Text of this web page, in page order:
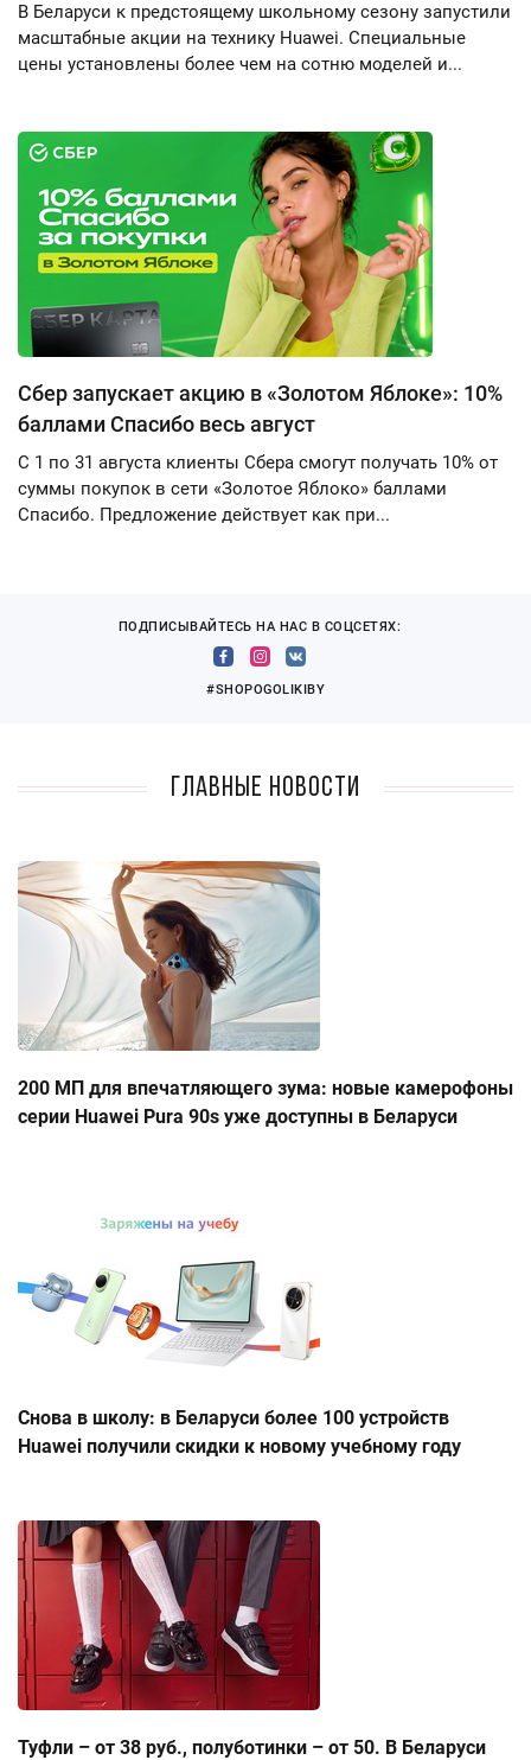
В Беларуси к предстоящему школьному сезону запустили
масштабные акции на технику Huawei. Специальные
цены установлены более чем на сотню моделей и...
Сбер запускает акцию в «Золотом Яблоке»: 10%
баллами Спасибо весь август
С 1 по 31 августа клиенты Сбера смогут получать 10% от
суммы покупок в сети «Золотое Яблоко» баллами
Спасибо. Предложение действует как при...
ПОДПИСЫВАЙТЕСЬ НА НАС В СОЦСЕТЯХ:
#SHOPOGOLIKIBY
Главные новости
200 МП для впечатляющего зума: новые камерофоны
серии Huawei Pura 90s уже доступны в Беларуси
Снова в школу: в Беларуси более 100 устройств
Huawei получили скидки к новому учебному году
Туфли – от 38 руб., полуботинки – от 50. В Беларуси